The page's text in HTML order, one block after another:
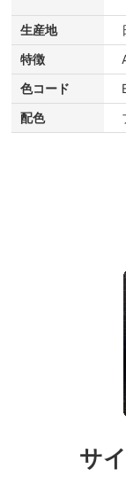
生産地
特徴
色コード
配色
サ